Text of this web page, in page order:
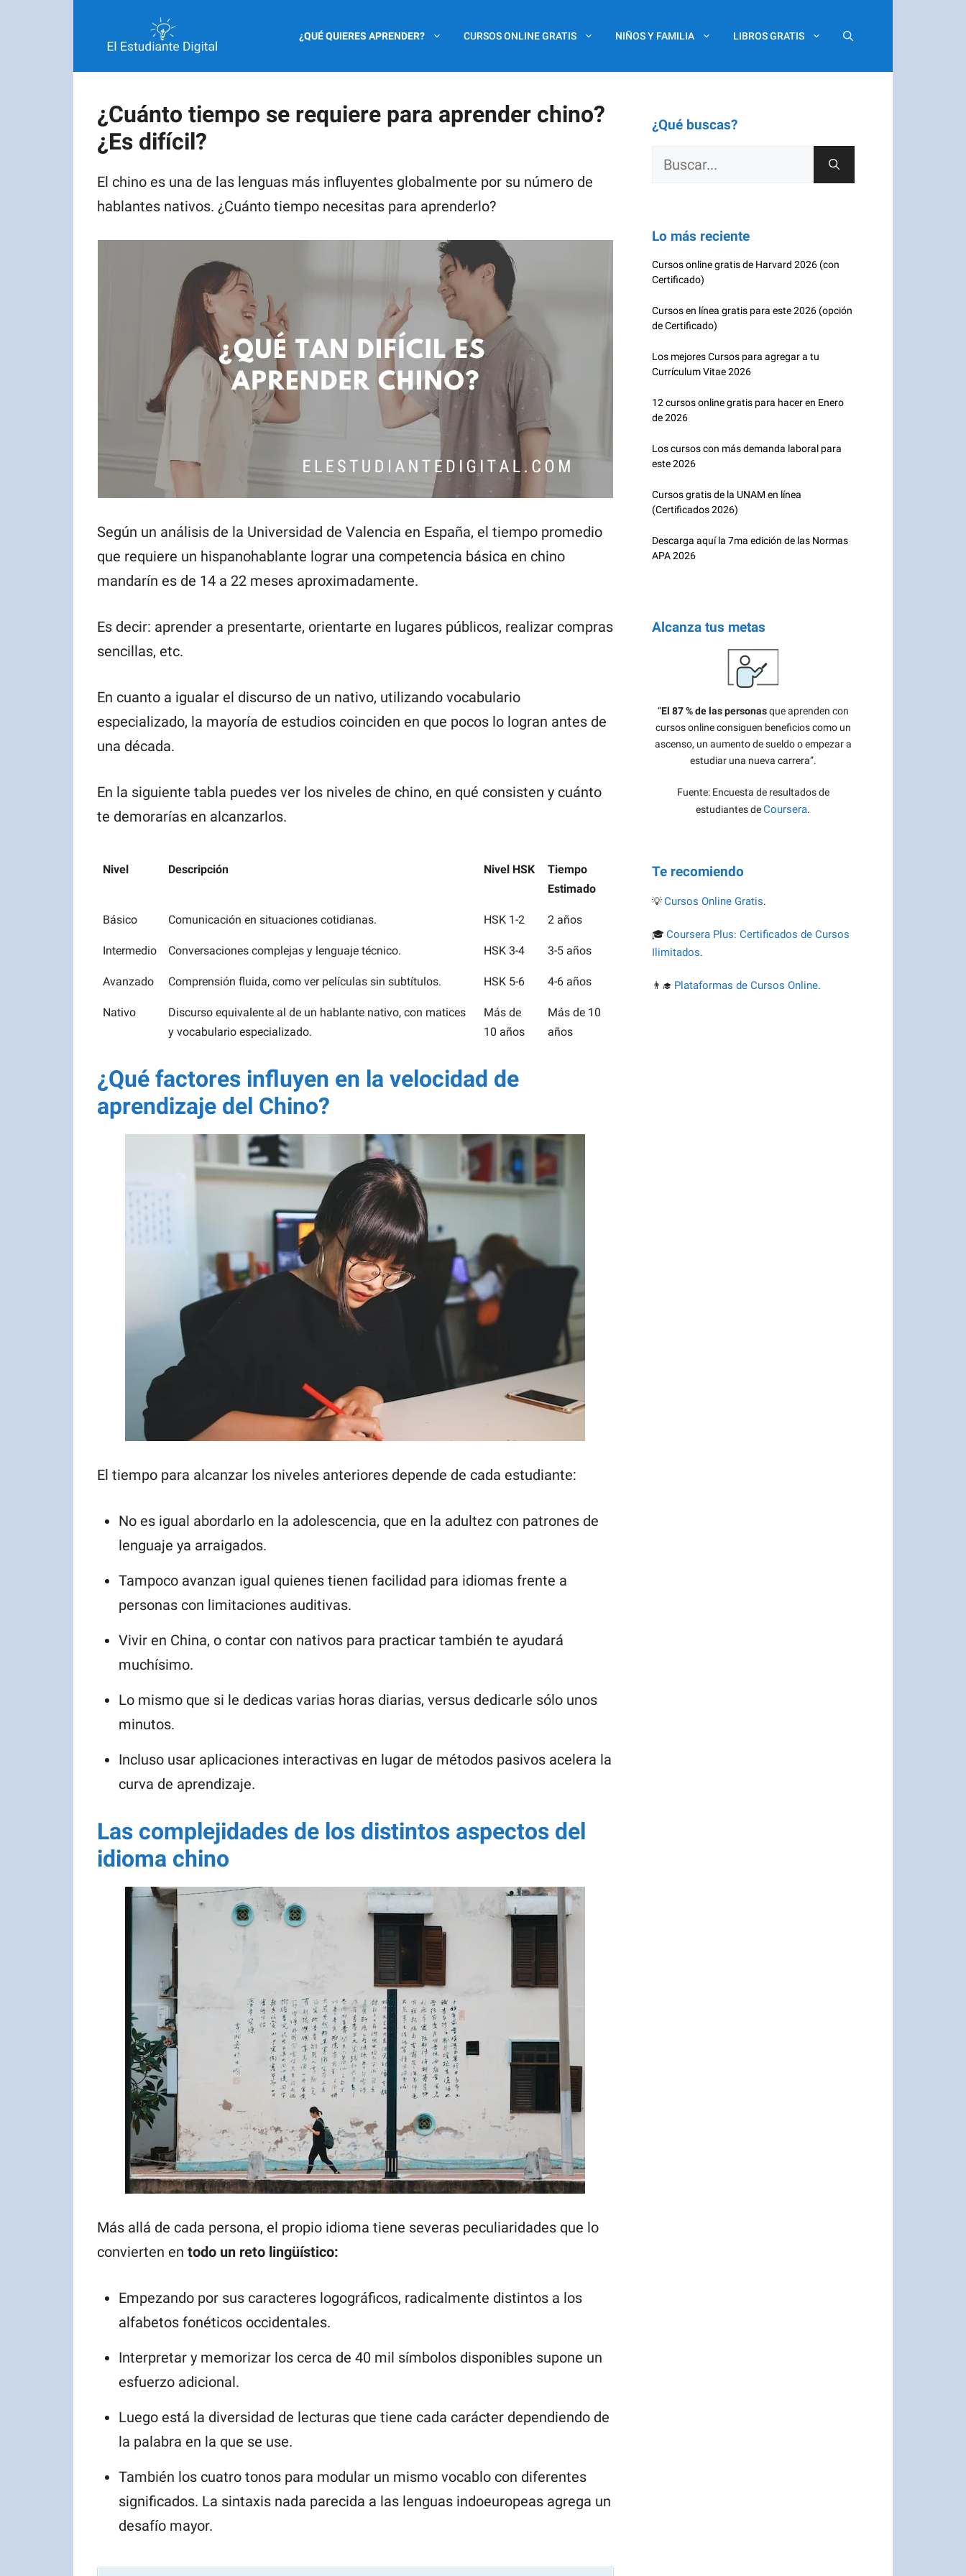
¿QUÉ QUIERES APRENDER? CURSOS ONLINE GRATIS NIÑOS Y FAMILIA LIBROS GRATIS
¿Cuánto tiempo se requiere para aprender chino?
¿Es difícil?
El chino es una de las lenguas más influyentes globalmente por su número de
hablantes nativos. ¿Cuánto tiempo necesitas para aprenderlo?
Según un análisis de la Universidad de Valencia en España, el tiempo promedio
que requiere un hispanohablante lograr una competencia básica en chino
mandarín es de 14 a 22 meses aproximadamente.
Es decir: aprender a presentarte, orientarte en lugares públicos, realizar compras
sencillas, etc.
En cuanto a igualar el discurso de un nativo, utilizando vocabulario
especializado, la mayoría de estudios coinciden en que pocos lo logran antes de
una década.
En la siguiente tabla puedes ver los niveles de chino, en qué consisten y cuánto
te demorarías en alcanzarlos.
Nivel Descripción Nivel HSK
Tiempo
Estimado
Nivel
Descripción Nivel HSK
Tiempo
Básico Comunicación en situaciones cotidianas. HSK 1-2 2 años
Intermedio Conversaciones complejas y lenguaje técnico. HSK 3-4 3-5 años
Avanzado Comprensión fluida, como ver películas sin subtítulos. HSK 5-6 4-6 años
Nativo
Discurso equivalente al de un hablante nativo, con matices
y vocabulario especializado.
Más de
10 años
Más de 10
años
¿Qué factores influyen en la velocidad de
aprendizaje del Chino?
El tiempo para alcanzar los niveles anteriores depende de cada estudiante:
No es igual abordarlo en la adolescencia, que en la adultez con patrones de
lenguaje ya arraigados.
Tampoco avanzan igual quienes tienen facilidad para idiomas frente a
personas con limitaciones auditivas.
Vivir en China, o contar con nativos para practicar también te ayudará
muchísimo.
Lo mismo que si le dedicas varias horas diarias, versus dedicarle sólo unos
minutos.
Incluso usar aplicaciones interactivas en lugar de métodos pasivos acelera la
curva de aprendizaje.
Las complejidades de los distintos aspectos del
idioma chino
Más allá de cada persona, el propio idioma tiene severas peculiaridades que lo
convierten en todo un reto lingüístico:
Empezando por sus caracteres logográficos, radicalmente distintos a los
alfabetos fonéticos occidentales.
Interpretar y memorizar los cerca de 40 mil símbolos disponibles supone un
esfuerzo adicional.
Luego está la diversidad de lecturas que tiene cada carácter dependiendo de
la palabra en la que se use.
También los cuatro tonos para modular un mismo vocablo con diferentes
significados. La sintaxis nada parecida a las lenguas indoeuropeas agrega un
desafío mayor.
¿Qué buscas?
Buscar:
Lo más reciente
Cursos online gratis de Harvard 2026 (con
Certificado)
Cursos en línea gratis para este 2026 (opción
de Certificado)
Los mejores Cursos para agregar a tu
Currículum Vitae 2026
12 cursos online gratis para hacer en Enero
de 2026
Los cursos con más demanda laboral para
este 2026
Cursos gratis de la UNAM en línea
(Certificados 2026)
Descarga aquí la 7ma edición de las Normas
APA 2026
Alcanza tus metas
“El 87 % de las personasque aprenden con
cursos online consiguen beneficios como un
ascenso, un aumento de sueldo o empezar a
estudiar una nueva carrera”.
Fuente: Encuesta de resultados de
estudiantes deCoursera.
Te recomiendo
💡Cursos Online Gratis.
🎓 Coursera Plus: Certificados de Cursos
Ilimitados.
👨‍🎓 Plataformas de Cursos Online.